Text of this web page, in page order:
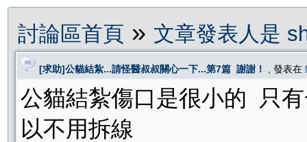
討論區首頁 » 文章發表人是
[求助]公貓結紮...請怪醫叔叔關心一下...第7篇 謝謝！ , 發表在
公貓結紮傷口是很小的 只
以不用拆線